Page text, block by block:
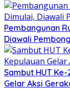
Pembangunan
Diawali
Sambut HUT
Gelar Aksi